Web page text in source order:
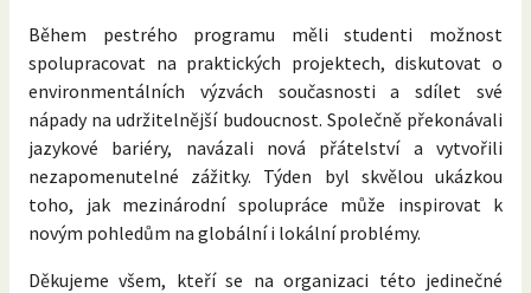
Během pestrého programu měli studenti možnost
spolupracovat na praktických projektech, diskutovat o
environmentálních výzvách současnosti a sdílet své
nápady na udržitelnější budoucnost. Společně překonávali
jazykové bariéry, navázali nová přátelství a vytvořili
nezapomenutelné zážitky. Týden byl skvělou ukázkou
toho, jak mezinárodní spolupráce může inspirovat k
novým pohledům na globální i lokální problémy.
Děkujeme všem, kteří se na organizaci této jedinečné